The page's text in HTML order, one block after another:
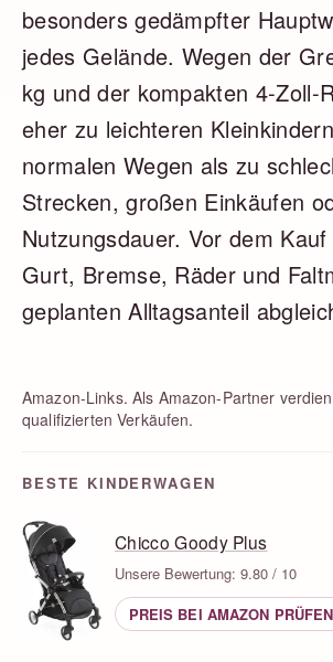
besonders gedämpfter
jedes Gelände. Wegen der
kg und der kompakten 4-Zoll-
eher zu leichteren
normalen Wegen als zu
Strecken, großen Einkäufen
Nutzungsdauer. Vor dem
Gurt, Bremse, Räder und
geplanten Alltagsanteil
Amazon-Links. Als Amazon-Partner
qualifizierten Verkäufen.
BESTE KINDERWAGEN
Chicco Goody Plus
Unsere Bewertung: 9.80 / 10
PREIS BEI AMAZON PRÜFEN